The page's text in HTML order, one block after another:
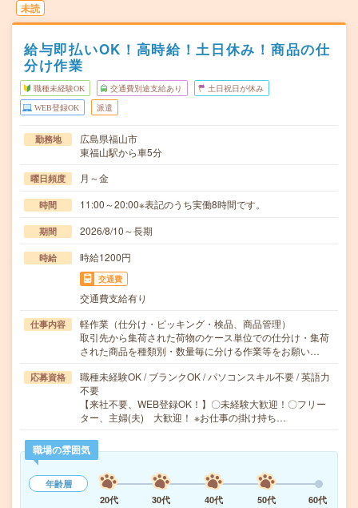
未読
給与即払いOK！高時給！土日休み！商品の仕
分け作業
職種未経験OK 交通費別途支給あり 土日祝日が休み
WEB登録OK 派遣
勤務地
広島県福山市
東福山駅から車5分
曜日頻度 月～金
時間 11:00～20:00※表記のうち実働8時間です。
期間 2026/8/10～長期
時給 時給1200円
交通費
交通費支給有り
仕事内容
軽作業（仕分け・ピッキング・検品、商品管理）
取引先から集荷された荷物のケース単位での仕分け・集荷
された商品を種類別・数量毎に分ける作業等をお願い…
応募資格
職種未経験OK / ブランクOK / パソコンスキル不要 / 英語力
不要
【来社不要、WEB登録OK！】〇未経験大歓迎！〇フリー
ター、主婦(夫) 大歓迎！ ※お仕事の掛け持ち…
職場の雰囲気
年齢層
20代
30代 40代 50代 60代